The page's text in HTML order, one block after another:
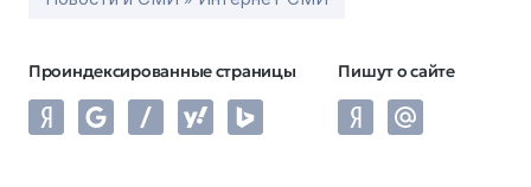
Проиндексированные страницы Пишут о сайте